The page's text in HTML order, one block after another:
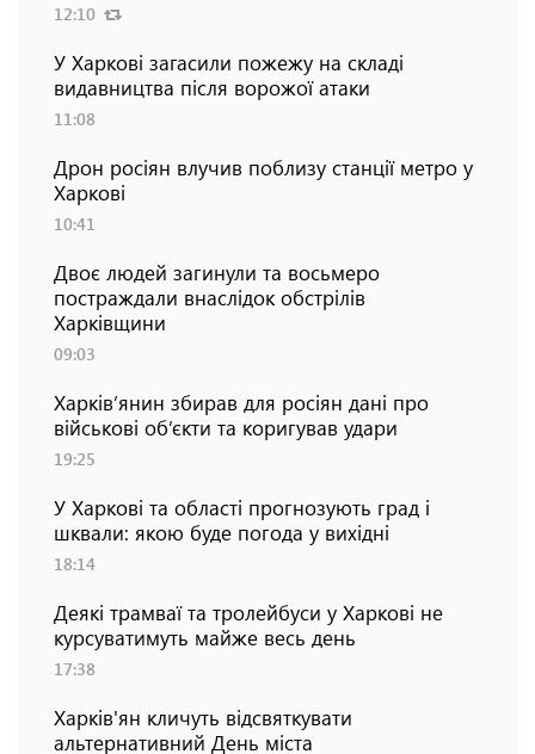
12:10
У Харкові загасили пожежу на складі
видавництва після ворожої атаки
11:08
Дрон росіян влучив поблизу станції метро у
Харкові
10:41
Двоє людей загинули та восьмеро
постраждали внаслідок обстрілів
Харківщини
09:03
Харків’янин збирав для росіян дані про
військові об’єкти та коригував удари
19:25
У Харкові та області прогнозують град і
шквали: якою буде погода у вихідні
18:14
Деякі трамваї та тролейбуси у Харкові не
курсуватимуть майже весь день
17:38
Харків'ян кличуть відсвяткувати
альтернативний День міста